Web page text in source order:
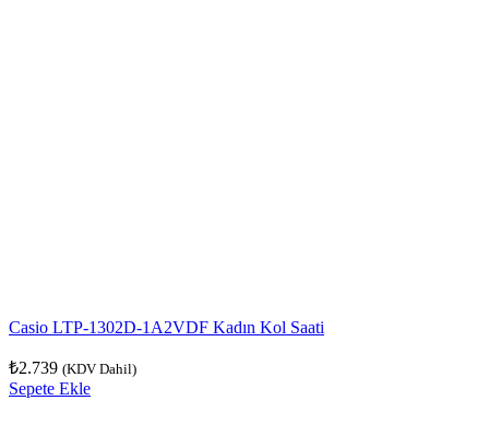
Casio LTP-1302D-1A2VDF Kadın Kol Saati
₺2.739 (KDV Dahil)
Sepete Ekle